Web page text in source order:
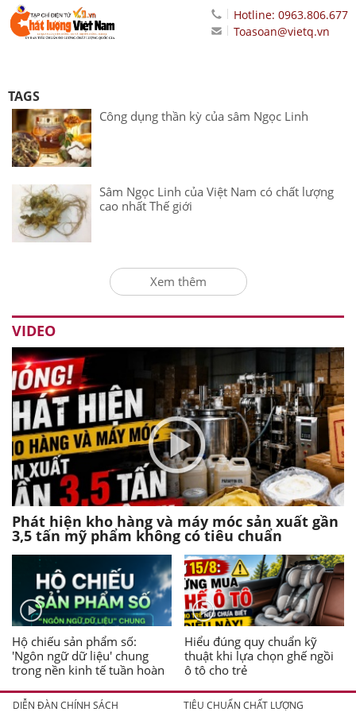
Hotline: 0963.806.677
Toasoan@vietq.vn
TAGS
Công dụng thần kỳ của sâm Ngọc Linh
Sâm Ngọc Linh của Việt Nam có chất lượng
cao nhất Thế giới
Xem thêm
VIDEO
Phát hiện kho hàng và máy móc sản xuất gần
3,5 tấn mỹ phẩm không có tiêu chuẩn
Hộ chiếu sản phẩm số:
'Ngôn ngữ dữ liệu' chung
trong nền kinh tế tuần hoàn
Hiểu đúng quy chuẩn kỹ
thuật khi lựa chọn ghế ngồi
ô tô cho trẻ
DIỄN ĐÀN CHÍNH SÁCH TIÊU CHUẨN CHẤT LƯỢNG